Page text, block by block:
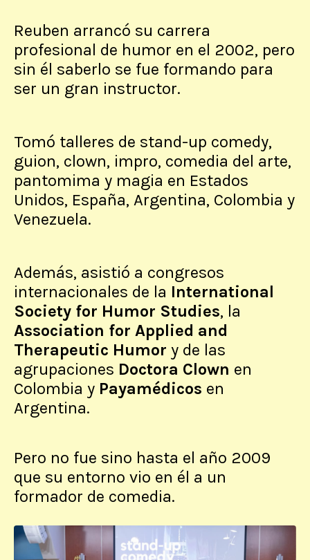
Reuben arrancó su carrera
profesional de humor en el 2002, pero
sin él saberlo se fue formando para
ser un gran instructor.
Tomó talleres de stand-up comedy,
guion, clown, impro, comedia del arte,
pantomima y magia en Estados
Unidos, España, Argentina, Colombia y
Venezuela.
Además, asistió a congresos
internacionales de la International
Society for Humor Studies, la
Association for Applied and
Therapeutic Humor y de las
agrupaciones Doctora Clown en
Colombia y Payamédicos en
Argentina.
Pero no fue sino hasta el año 2009
que su entorno vio en él a un
formador de comedia.